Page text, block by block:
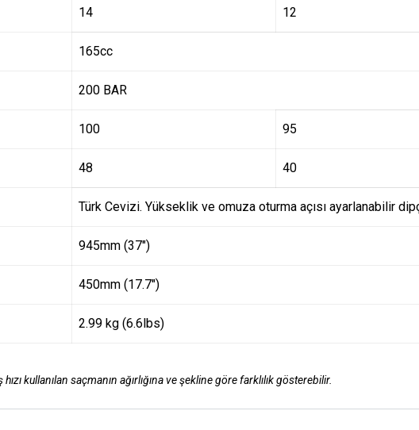
14 12
165cc
200 BAR
100 95
48 40
Türk Cevizi. Yükseklik ve omuza oturma açısı ayarlanabilir
945mm (37″)
450mm (17.7″)
2.99 kg (6.6lbs)
kullanılan saçmanın ağırlığına ve şekline göre farklılık gösterebilir.